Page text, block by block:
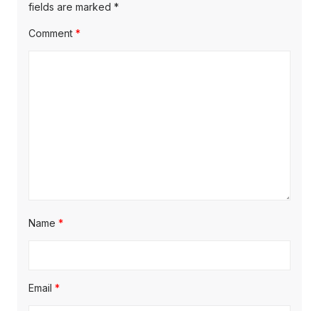
fields are marked *
Comment *
Name *
Email *